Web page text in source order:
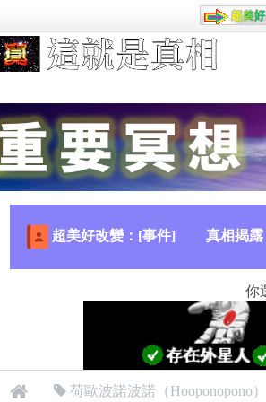
超美好改變：[事件] 真相揭露
你
荷歐波諾波諾（Hooponopono